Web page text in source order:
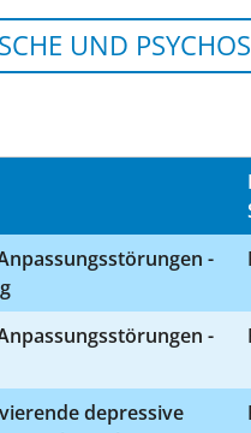
UND
-
-
depressive